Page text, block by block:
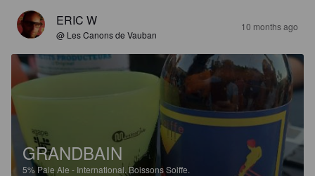
ERIC W
@ Les Canons de Vauban
10 months ago
GRANDBAIN
5% Pale Ale - International. Boissons Soiffe.